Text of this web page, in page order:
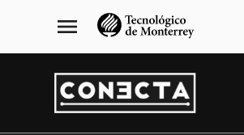
navegación
principal
menu